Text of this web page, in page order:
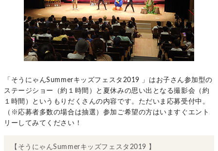
「そうにゃんSummerキッズフェスタ2019 」はお子さん参加型の
ステージショー（約１時間）と夏休みの思い出となる撮影会（約
１時間）というもりだくさんの内容です。ただいま応募受付中。
（※応募者多数の場合は抽選）参加ご希望の方はいますぐエント
リーしてみてください！
【そうにゃんSummerキッズフェスタ2019 】